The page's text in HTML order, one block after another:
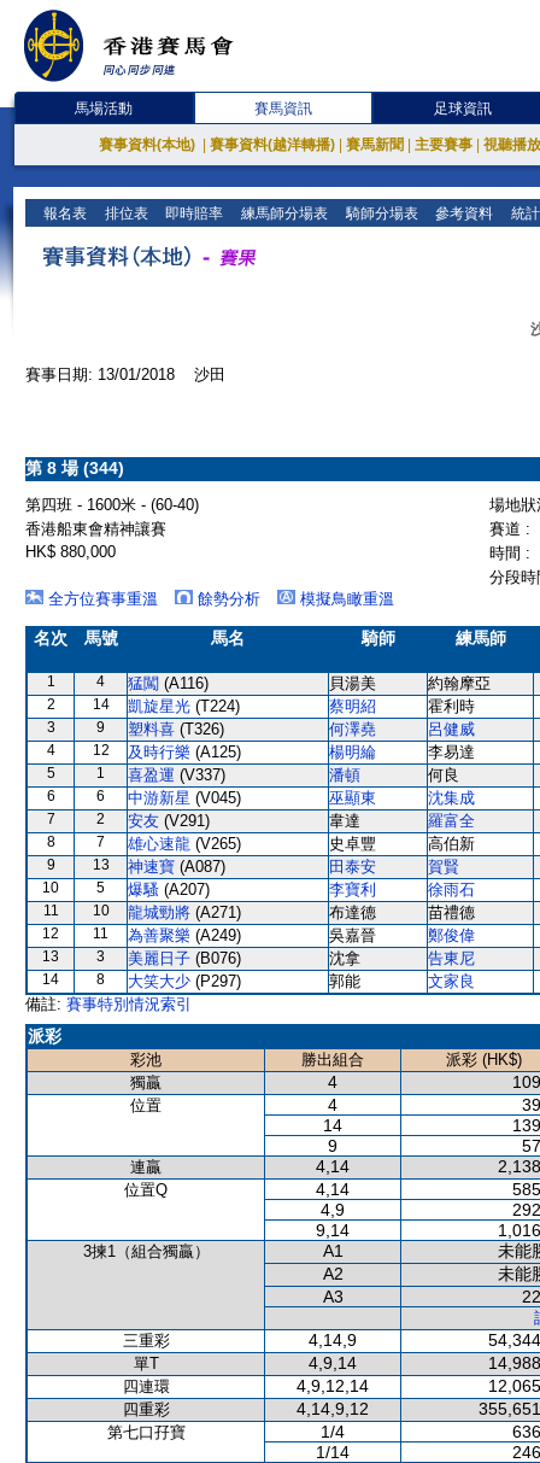
馬場活動 賽馬資訊 足球資訊
賽事資料(本地) 賽事資料(越洋轉播) 賽馬新聞 主要賽事 視聽播
報名表 排位表 即時賠率 練馬師分場表 騎師分場表 參考資料 統
賽事日期: 13/01/2018 沙田
第 8 場 (344)
第四班 - 1600米 - (60-40)
場地
香港船東會精神讓賽
賽道 :
HK$ 880,000
時間 :
分段
全方位賽事重溫
餘勢分析 模擬鳥瞰重溫
名次 馬號 馬名 騎師 練馬師
1 4 猛闖 (A116) 貝湯美 約翰摩亞
2 14 凱旋星光 (T224) 蔡明紹 霍利時
3 9 塑料喜 (T326) 何澤堯 呂健威
4 12 及時行樂 (A125) 楊明綸 李易達
5 1 喜盈運 (V337) 潘頓 何良
6 6 中游新星 (V045) 巫顯東 沈集成
7 2 安友 (V291) 韋達 羅富全
8 7 雄心速龍 (V265) 史卓豐 高伯新
9 13 神速寶 (A087) 田泰安 賀賢
10 5 爆騷 (A207) 李寶利 徐雨石
11 10 龍城勁將 (A271) 布達德 苗禮德
12 11 為善聚樂 (A249) 吳嘉晉 鄭俊偉
13 3 美麗日子 (B076) 沈拿 告東尼
14 8 大笑大少 (P297) 郭能
文家良
備註: 賽事特別情況索引
派彩
彩池 勝出組合
派彩 (HK$)
獨贏
4
位置 4
14
9
連贏 4,14
位置Q 4,14
4,9
9,14
3揀1（組合獨贏） A1
未能
A2
未能
A3
三重彩
4,14,9
單T 4,9,14
四連環 4,9,12,14
四重彩 4,14,9,12
第七口孖寶 1/4
1/14